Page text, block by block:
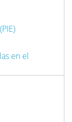
en el